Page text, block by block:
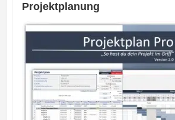
Projektplanung